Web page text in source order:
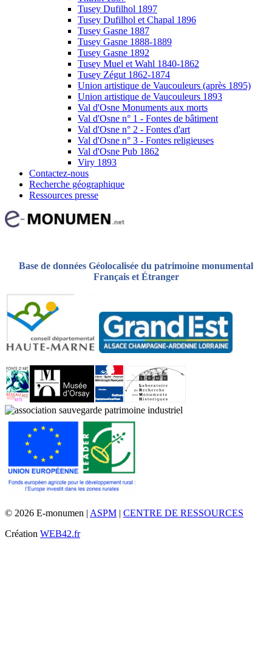
Tusey Dufilhol 1897
Tusey Dufilhol et Chapal 1896
Tusey Gasne 1887
Tusey Gasne 1888-1889
Tusey Gasne 1892
Tusey Muel et Wahl 1840-1862
Tusey Zégut 1862-1874
Union artistique de Vaucouleurs (après 1895)
Union artistique de Vaucouleurs 1893
Val d'Osne Monuments aux morts
Val d'Osne n° 1 - Fontes de bâtiment
Val d'Osne n° 2 - Fontes d'art
Val d'Osne n° 3 - Fontes religieuses
Val d'Osne Pub 1862
Viry 1893
Contactez-nous
Recherche géographique
Ressources presse
Base de données Géolocalisée du patrimoine monumental
Français et Étranger
© 2026 E-monumen | ASPM | CENTRE DE RESSOURCES
Création WEB42.fr